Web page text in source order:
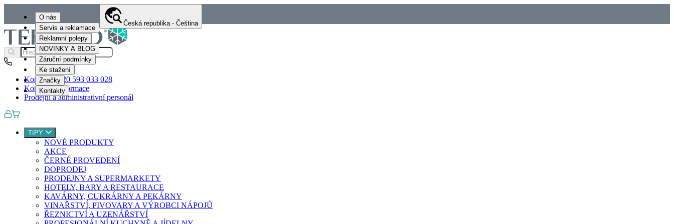
O nás
Servis a reklamace
Reklamní polepy
NOVINKY A BLOG
Záruční podmínky
Ke stažení
Značky
Kontakty
Česká republika - Čeština
Kontakty+420 593 033 028
Kontaktní informace
Prodejní a administrativní personál
TIPY
NOVÉ PRODUKTY
AKCE
ČERNÉ PROVEDENÍ
DOPRODEJ
PRODEJNY A SUPERMARKETY
HOTELY, BARY A RESTAURACE
KAVÁRNY, CUKRÁRNY A PEKÁRNY
VINAŘSTVÍ, PIVOVARY A VÝROBCI NÁPOJŮ
ŘEZNICTVÍ A UZENÁŘSTVÍ